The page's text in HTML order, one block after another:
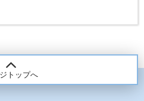
トップへ